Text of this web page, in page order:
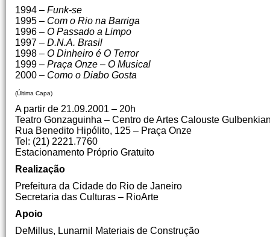
1994 – Funk-se
1995 – Com o Rio na Barriga
1996 – O Passado a Limpo
1997 – D.N.A. Brasil
1998 – O Dinheiro é O Terror
1999 – Praça Onze – O Musical
2000 – Como o Diabo Gosta
(Última Capa)
A partir de 21.09.2001 – 20h
Teatro Gonzaguinha – Centro de Artes Calouste
Rua Benedito Hipólito, 125 – Praça Onze
Tel: (21) 2221.7760
Estacionamento Próprio Gratuito
Realização
Prefeitura da Cidade do Rio de Janeiro
Secretaria das Culturas – RioArte
Apoio
DeMillus, Lunarnil Materiais de Construção